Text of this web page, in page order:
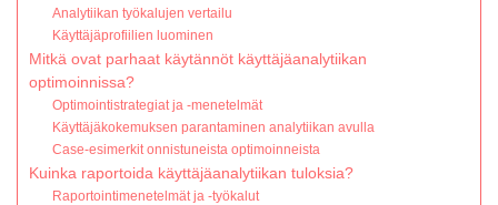
Analytiikan työkalujen vertailu
Käyttäjäprofiilien luominen
Mitkä ovat parhaat käytännöt käyttäjäanalytiikan
optimoinnissa?
Optimointistrategiat ja -menetelmät
Käyttäjäkokemuksen parantaminen analytiikan avulla
Case-esimerkit onnistuneista optimoinneista
Kuinka raportoida käyttäjäanalytiikan tuloksia?
Raportointimenetelmät ja -työkalut